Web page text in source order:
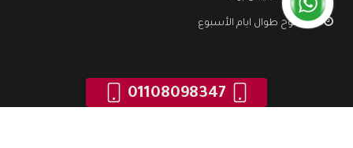
مفتوح طوال ايام الأسبوع
01108098347